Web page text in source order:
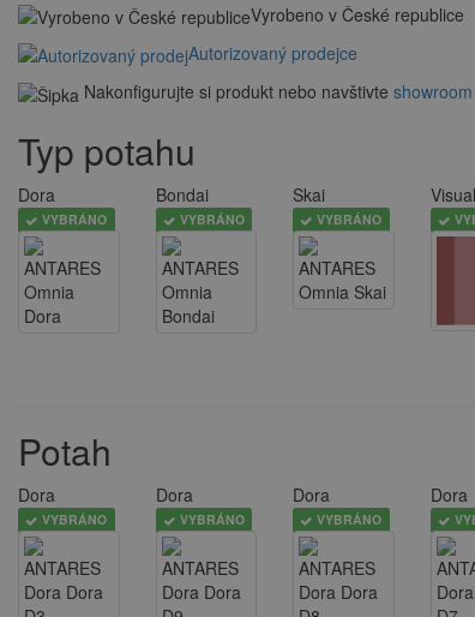
Vyrobeno v České republice
Autorizovaný prodejce
Nakonfigurujte si produkt nebo navštivte showroom
Typ potahu
Dora
VYBRÁNO
Bondai
VYBRÁNO
Skai
VYBRÁNO
Visual
Potah
Dora
VYBRÁNO
Dora
VYBRÁNO
Dora
VYBRÁNO
Dora